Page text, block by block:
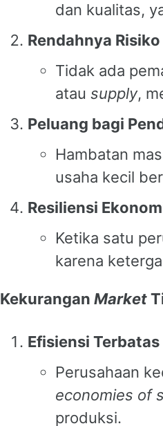
dan kualitas,
Rendahnya
Tidak ada
atau supply,
Peluang bagi
Hambatan
usaha kecil
Resiliensi
Ketika satu
karena
Kekurangan Market
Efisiensi Terbatas
Perusahaan
economies of
produksi.